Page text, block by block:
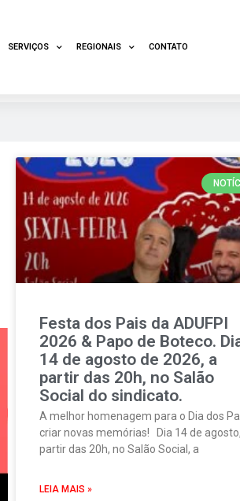
SERVIÇOS REGIONAIS CONTATO
Festa dos Pais da ADUFPI
2026 & Papo de Boteco.
14 de agosto de 2026, a
partir das 20h, no Salão
Social do sindicato.
A melhor homenagem para o Dia dos
criar novas memórias! Dia 14 de
partir das 20h, no Salão Social, a
LEIA MAIS »